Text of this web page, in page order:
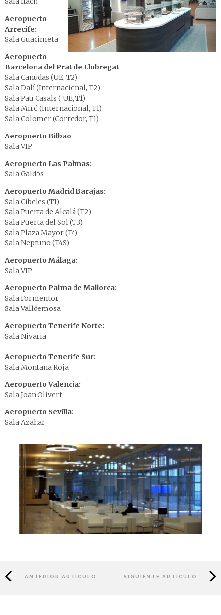
Aeropuerto
Arrecife:
Sala Guacimeta
Aeropuerto
Barcelona del Prat de Llobregat
Sala Canudas (UE, T2)
Sala Dalí (Internacional, T2)
Sala Pau Casals ( UE, T1)
Sala Miró (Internacional, T1)
Sala Colomer (Corredor, T1)
Aeropuerto Bilbao
Sala VIP
Aeropuerto Las Palmas:
Sala Galdós
Aeropuerto Madrid Barajas:
Sala Cibeles (T1)
Sala Puerta de Alcalá (T2)
Sala Puerta del Sol (T3)
Sala Plaza Mayor (T4)
Sala Neptuno (T4S)
Aeropuerto Málaga:
Sala VIP
Aeropuerto Palma de Mallorca:
Sala Formentor
Sala Valldemosa
Aeropuerto Tenerife Norte:
Sala Nivaria
Aeropuerto Tenerife Sur:
Sala Montaña Roja
Aeropuerto Valencia:
Sala Joan Olivert
Aeropuerto Sevilla:
Sala Azahar
ANTERIOR ARTÍCULO SIGUIENTE ARTÍCULO